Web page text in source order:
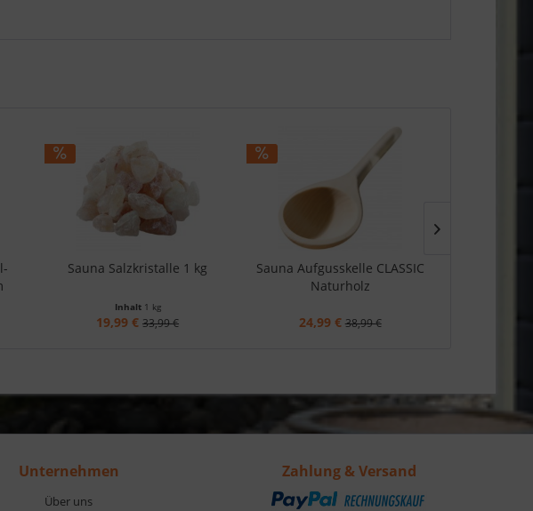
Sauna Salzkristalle 1 kg
Inhalt 1 kg
19,99 € 33,99 €
Sauna Aufgusskelle CLASSIC
Naturholz
24,99 € 38,99 €
Unternehmen
Über uns
Zahlung & Versand